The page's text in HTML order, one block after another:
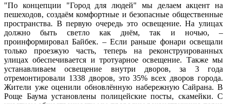
"По концепции "Город для людей" мы делаем акцент на
пешеходов, создаём комфортные и безопасные общественные
пространства. В первую очередь это освещение. На улицах
должно быть светло как днём, так и ночью, –
проинформировал Байбек. – Если раньше фонари освещали
только проезжую часть, теперь на реконструированных
улицах обеспечивается и тротуарное освещение. Также мы
устанавливаем освещение внутри дворов, за 3 года
отремонтировали 1338 дворов, это 35% всех дворов города.
Жители уже оценили обновлённую набережную Сайрана. В
Роще Баума установлены полицейские посты, скамейки. С